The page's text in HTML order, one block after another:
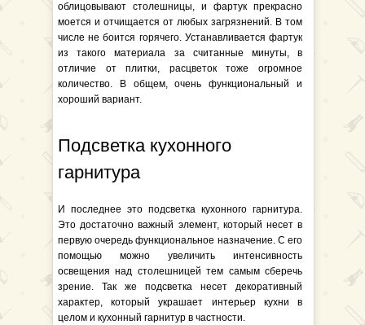
облицовывают столешницы, и фартук прекрасно
моется и отчищается от любых загрязнений. В том
числе не боится горячего. Устанавливается фартук
из такого материала за считанные минуты, в
отличие от плитки, расцветок тоже огромное
количество. В общем, очень функциональный и
хороший вариант.
Подсветка кухонного
гарнитура
И последнее это подсветка кухонного гарнитура.
Это достаточно важный элемент, который несет в
первую очередь функциональное назначение. С его
помощью можно увеличить интенсивность
освещения над столешницей тем самым сберечь
зрение. Так же подсветка несет декоративный
характер, который украшает интерьер кухни в
целом и кухонный гарнитур в частности.